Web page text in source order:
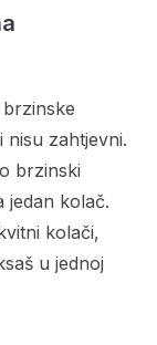
nisu zahtjevni.
brzinski
jedan kolač.
kolači,
u jednoj